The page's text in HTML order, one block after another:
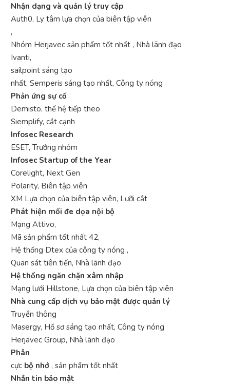
Nhận dạng và quản lý truy cập
Auth0, Ly tâm lựa chọn của biên tập viên
,
Nhóm Herjavec sản phẩm tốt nhất , Nhà lãnh đạo
Ivanti,
sailpoint sáng tạo
nhất, Semperis sáng tạo nhất, Công ty nóng
Phản ứng sự cố
Demisto, thế hệ tiếp theo
Siemplify, cắt cạnh
Infosec Research
ESET, Trưởng nhóm
Infosec Startup of the Year
Corelight, Next Gen
Polarity, Biên tập viên
XM Lựa chọn của biên tập viên, Lưỡi cắt
Phát hiện mối đe dọa nội bộ
Mạng Attivo,
Mã sản phẩm tốt nhất 42,
Hệ thống Dtex của công ty nóng ,
Quan sát tiên tiến, Nhà lãnh đạo
Hệ thống ngăn chặn xâm nhập
Mạng lưới Hillstone, Lựa chọn của biên tập viên
Nhà cung cấp dịch vụ bảo mật được quản lý
Truyền thông
Masergy, Hồ sơ sáng tạo nhất, Công ty nóng
Herjavec Group, Nhà lãnh đạo
Phân
cực bộ nhớ , sản phẩm tốt nhất
Nhắn tin bảo mật